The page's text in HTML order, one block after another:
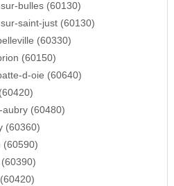
bulles (60130)
saint-just (60130)
(60330)
(60150)
d-oie (60640)
aubry (60480)
(60360)
(60590)